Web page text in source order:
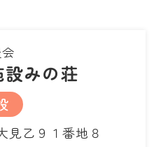
みの荘
見乙９１番地８